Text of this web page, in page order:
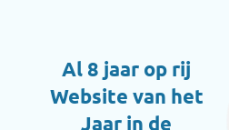
Al 8 jaar op rij
Website van het
Jaar in de